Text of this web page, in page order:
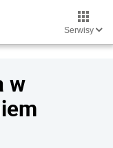
Serwisy
w